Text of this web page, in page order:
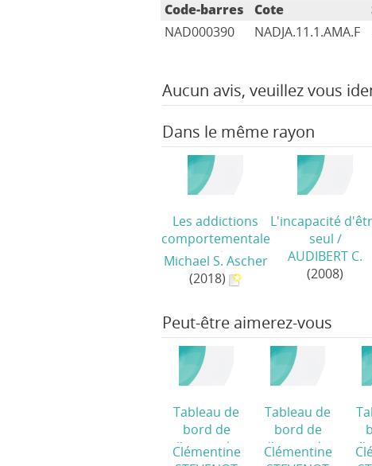
Code-barres Cote
NAD000390
NADJA.11.1.AMA.F
Aucun avis, veuillez vous
Dans le même rayon
Les addictions
comportementale
s/
Michael S. Ascher
(2018)
L'incapacité
seul /
AUDIBERT C.
(2008)
Peut-être aimerez-vous
Tableau de
bord de
l'usage de
Clémentine
Tableau de
bord de
l'usage de
Clémentine